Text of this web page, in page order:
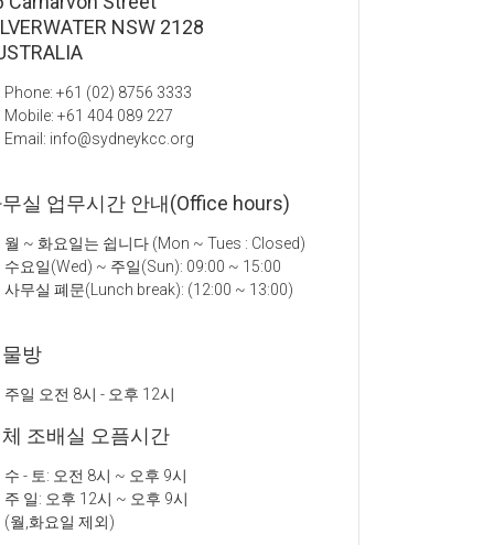
NSW 2128
Phone: +61 (02) 8756 3333
Mobile: +61 404 089 227
Email: info@sydneykcc.org
실 업무시간 안내(Office hours)
월 ~ 화요일는 쉽니다 (Mon ~ Tues : Closed)
수요일(Wed) ~ 주일(Sun): 09:00 ~ 15:00
사무실 폐문(Lunch break): (12:00 ~ 13:00)
방
주일 오전 8시 - 오후 12시
조배실 오픔시간
수 - 토: 오전 8시 ~ 오후 9시
주 일: 오후 12시 ~ 오후 9시
(월,화요일 제외)